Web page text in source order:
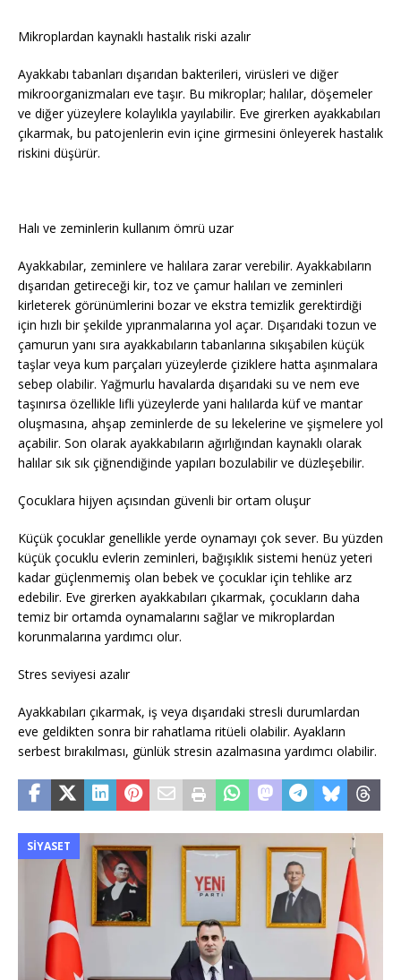
Mikroplardan kaynaklı hastalık riski azalır
Ayakkabı tabanları dışarıdan bakterileri, virüsleri ve diğer
mikroorganizmaları eve taşır. Bu mikroplar; halılar, döşemeler
ve diğer yüzeylere kolaylıkla yayılabilir. Eve girerken ayakkabıları
çıkarmak, bu patojenlerin evin içine girmesini önleyerek hastalık
riskini düşürür.
Halı ve zeminlerin kullanım ömrü uzar
Ayakkabılar, zeminlere ve halılara zarar verebilir. Ayakkabıların
dışarıdan getireceği kir, toz ve çamur halıları ve zeminleri
kirleterek görünümlerini bozar ve ekstra temizlik gerektirdiği
için hızlı bir şekilde yıpranmalarına yol açar. Dışarıdaki tozun ve
çamurun yanı sıra ayakkabıların tabanlarına sıkışabilen küçük
taşlar veya kum parçaları yüzeylerde çiziklere hatta aşınmalara
sebep olabilir. Yağmurlu havalarda dışarıdaki su ve nem eve
taşınırsa özellikle lifli yüzeylerde yani halılarda küf ve mantar
oluşmasına, ahşap zeminlerde de su lekelerine ve şişmelere yol
açabilir. Son olarak ayakkabıların ağırlığından kaynaklı olarak
halılar sık sık çiğnendiğinde yapıları bozulabilir ve düzleşebilir.
Çocuklara hijyen açısından güvenli bir ortam oluşur
Küçük çocuklar genellikle yerde oynamayı çok sever. Bu yüzden
küçük çocuklu evlerin zeminleri, bağışıklık sistemi henüz yeteri
kadar güçlenmemiş olan bebek ve çocuklar için tehlike arz
edebilir. Eve girerken ayakkabıları çıkarmak, çocukların daha
temiz bir ortamda oynamalarını sağlar ve mikroplardan
korunmalarına yardımcı olur.
Stres seviyesi azalır
Ayakkabıları çıkarmak, iş veya dışarıdaki stresli durumlardan
eve geldikten sonra bir rahatlama ritüeli olabilir. Ayakların
serbest bırakılması, günlük stresin azalmasına yardımcı olabilir.
SIYASET